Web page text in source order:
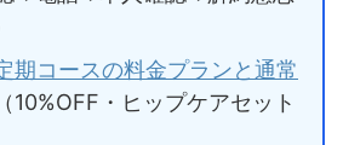
期コースの料金プランと通常
（10%OFF・ヒップケアセット